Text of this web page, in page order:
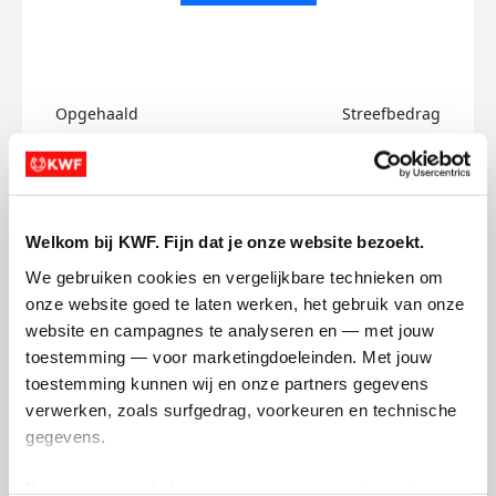
Welkom bij KWF. Fijn dat je onze website bezoekt.
We gebruiken cookies en vergelijkbare technieken om
onze website goed te laten werken, het gebruik van onze
website en campagnes te analyseren en — met jouw
toestemming — voor marketingdoeleinden. Met jouw
toestemming kunnen wij en onze partners gegevens
verwerken, zoals surfgedrag, voorkeuren en technische
gegevens.
Opgehaald Streefbedrag
Paul's badges